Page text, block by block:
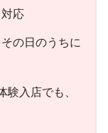
応
の日のうちに
験入店でも、